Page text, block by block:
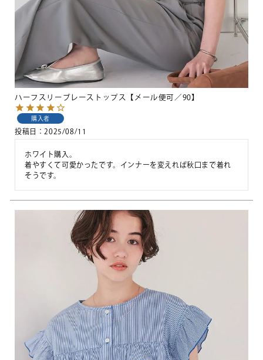
ハーフスリーブレーストップス【メール便可／90】
購入者
投稿日 2025/08/11
ホワイト購入。
着やすくて可愛かったです。インナーを変えれば秋口まで着れ
そうです。